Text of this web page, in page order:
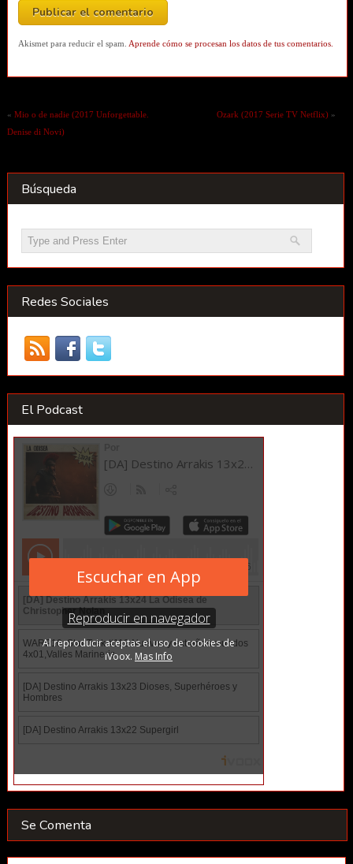
Akismet para reducir el spam. Aprende cómo se procesan los datos de tus comentarios.
« Mio o de nadie (2017 Unforgettable.
Denise di Novi)
Ozark (2017 Serie TV Netflix) »
Búsqueda
Redes Sociales
El Podcast
Se Comenta